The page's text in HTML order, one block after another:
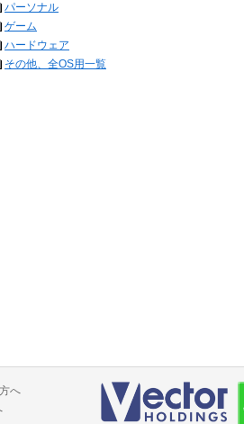
パーソナル
ゲーム
ハードウェア
その他、全OS用一覧
へ